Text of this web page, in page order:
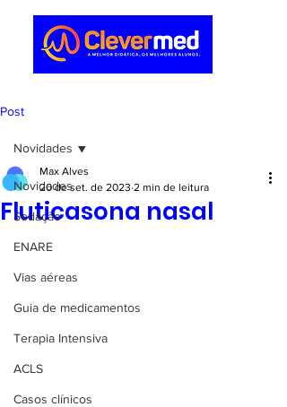
Post
Novidades
Sedação
ENARE
Vias aéreas
Guia de medicamentos
Terapia Intensiva
ACLS
Casos clínicos
Novidades
Fluticasona nasal
Max Alves
20 de set. de 2023 2 min de leitura